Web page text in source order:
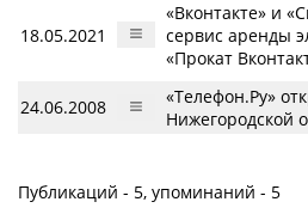
18.05.2021
«Вконтакте» и
сервис аренды
«Прокат
24.06.2008
«Телефон.Ру»
Нижегородской
Публикаций - 5, упоминаний - 5